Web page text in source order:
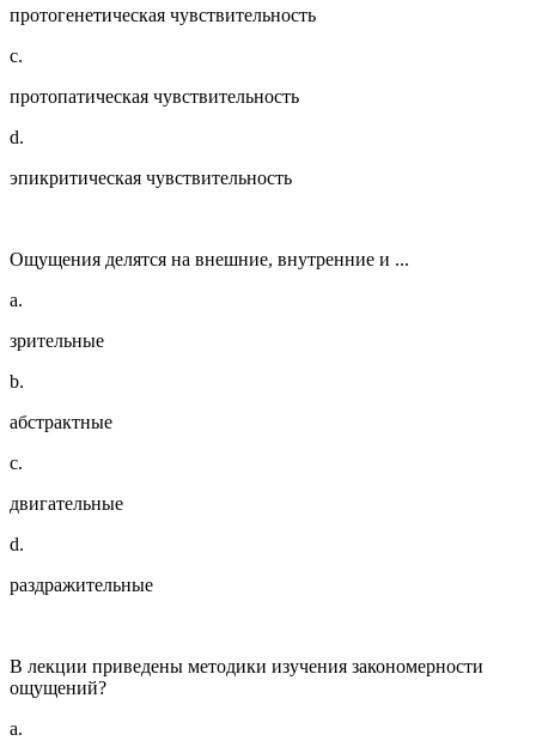
протогенетическая чувствительность
c.
протопатическая чувствительность
d.
эпикритическая чувствительность
Ощущения делятся на внешние, внутренние и ...
a.
зрительные
b.
абстрактные
c.
двигательные
d.
раздражительные
В лекции приведены методики изучения закономерности
ощущений?
a.